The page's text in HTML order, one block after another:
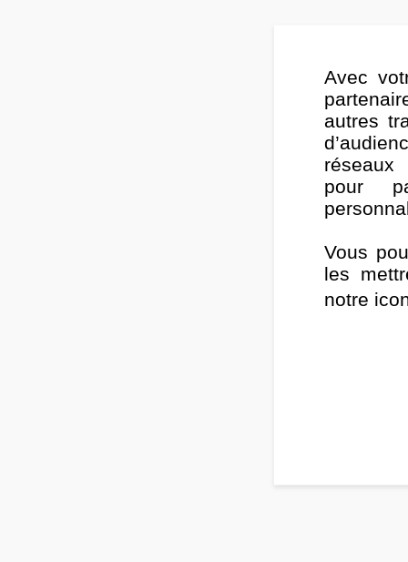
Avec
autres
pour
Vous
les
notre